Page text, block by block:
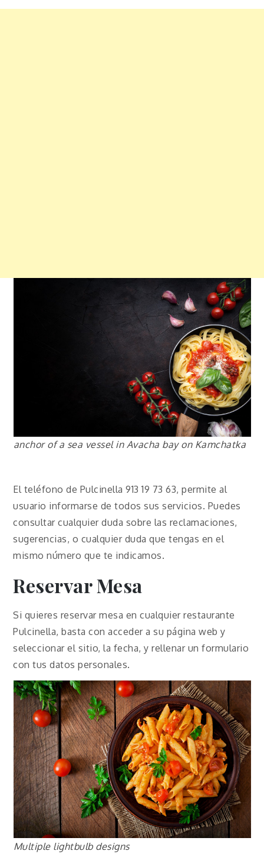
anchor of a sea vessel in Avacha bay on Kamchatka
El teléfono de Pulcinella 913 19 73 63, permite al
usuario informarse de todos sus servicios. Puedes
consultar cualquier duda sobre las reclamaciones,
sugerencias, o cualquier duda que tengas en el
mismo número que te indicamos.
Reservar Mesa
Si quieres reservar mesa en cualquier restaurante
Pulcinella, basta con acceder a su página web y
seleccionar el sitio, la fecha, y rellenar un formulario
con tus datos personales.
Multiple lightbulb designs